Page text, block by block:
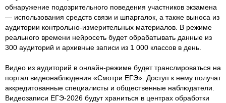
обнаружение подозрительного поведения участников экзамена
— использования средств связи и шпаргалок, а также выноса из
аудитории контрольно-измерительных материалов. В режиме
реального времени нейросеть будет обрабатывать данные из
300 аудиторий и архивные записи из 1 000 классов в день.
Видео из аудиторий в онлайн-режиме будет транслироваться на
портал видеонаблюдения «Смотри ЕГЭ». Доступ к нему получат
аккредитованные специалисты и общественные наблюдатели.
Видеозаписи ЕГЭ-2026 будут храниться в центрах обработки